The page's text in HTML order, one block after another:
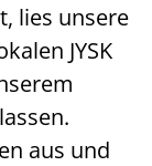
lies unsere
JYSK
aus und